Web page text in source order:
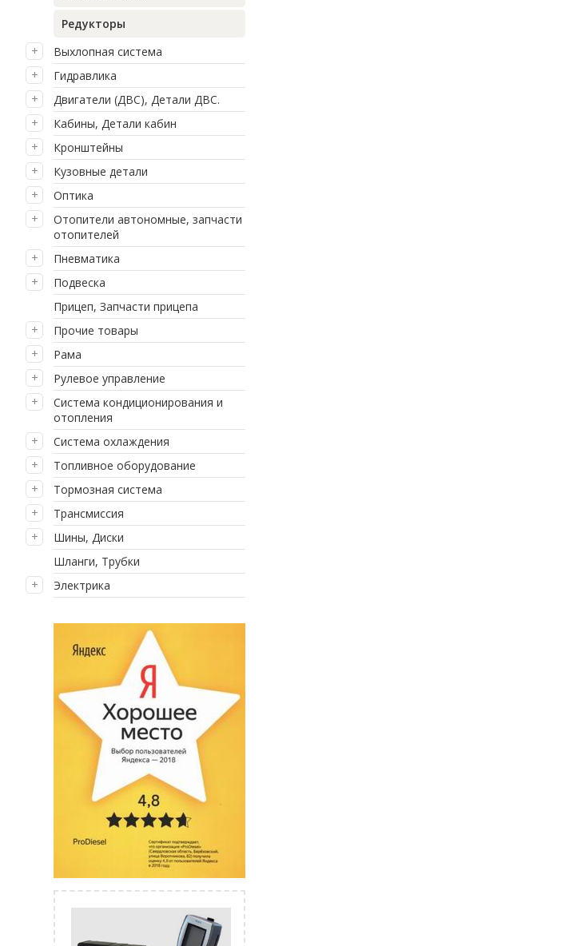
Редукторы
Выхлопная система
Гидравлика
Двигатели (ДВС), Детали ДВС.
Кабины, Детали кабин
Кронштейны
Кузовные детали
Оптика
Отопители автономные, запчасти
отопителей
Пневматика
Подвеска
Прицеп, Запчасти прицепа
Прочие товары
Рама
Рулевое управление
Система кондиционирования и
отопления
Система охлаждения
Топливное оборудование
Тормозная система
Трансмиссия
Шины, Диски
Шланги, Трубки
Электрика